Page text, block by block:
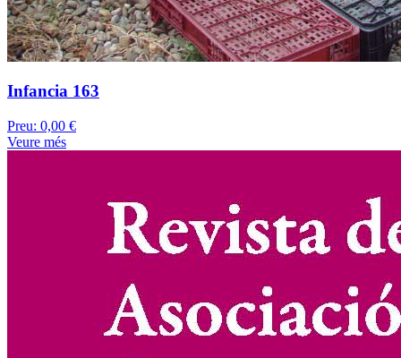
Infancia 163
Preu: 0,00 €
Veure més